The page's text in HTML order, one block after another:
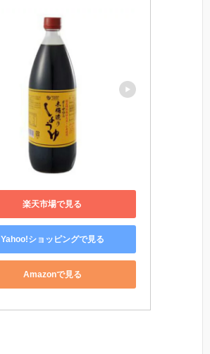
楽天市場で見る
Yahoo!ショッピングで見る
Amazonで見る